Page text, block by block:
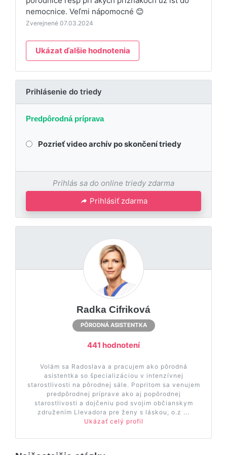
nemocnice. Veľmi nápomocné 😊
Zverejnené 07.03.2024
Ukázat ďalšie hodnotenia
Prihlásenie do triedy
Predpôrodná príprava
Pozrieť video archív po skončení triedy
Prihlás sa do online triedy zdarma
Prihlásiť zdarma
Radka Cifriková
PÔRODNÁ ASISTENTKA
441 hodnotení
Volám sa Radoslava a pracujem ako pôrodná
asistentka so špecializáciou v intenzívnej
starostlivosti na pôrodnej sále. Popritom sa venujem
predpôrodnej príprave ako aj popôrodnej
starostlivosti a dojčeniu pod svojim občianskym
združením Llevadora pre ženy s láskou, o.z ...
Ukázať celý profil